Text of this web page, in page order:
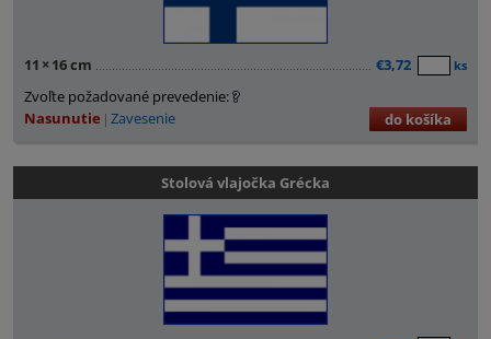
11 × 16 cm €3,72 ks
Zvoľte požadované prevedenie:
Nasunutie Zavesenie do košíka
Stolová vlajočka Grécka